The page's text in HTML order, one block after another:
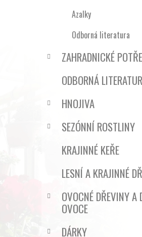
Azalky
Odborná literatura
ZAHRADNICKÉ
ODBORNÁ
HNOJIVA
SEZÓNNÍ ROSTLINY
KRAJINNÉ KEŘE
LESNÍ A KRAJINNÉ
OVOCNÉ DŘEVINY A
OVOCE
DÁRKY